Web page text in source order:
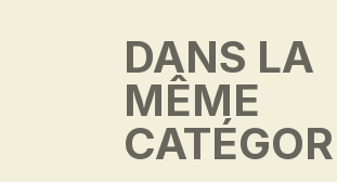
DANS LA
MÊME